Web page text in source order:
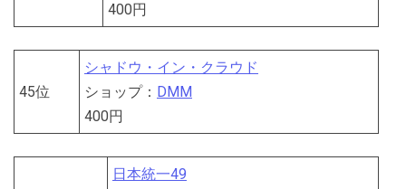
400円
45位
シャドウ・イン・クラウド
ショップ： DMM
400円
日本統一49